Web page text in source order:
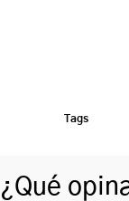
Tags
¿Qué